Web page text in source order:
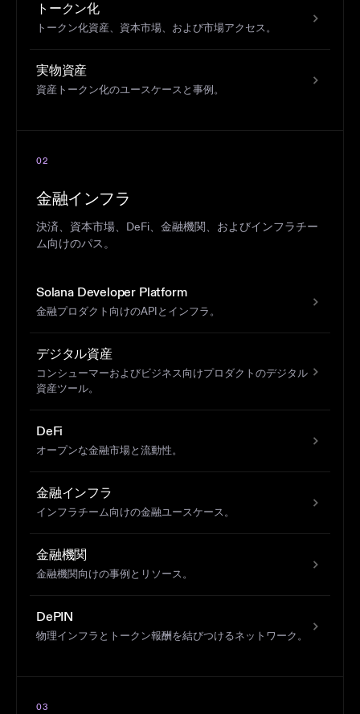
トークン化
トークン化資産、資本市場、および市場アクセス。
実物資産
資産トークン化のユースケースと事例。
02
金融インフラ
決済、資本市場、DeFi、金融機関、およびインフラチー
ム向けのパス。
Solana Developer Platform
金融プロダクト向けのAPIとインフラ。
デジタル資産
コンシューマーおよびビジネス向けプロダクトのデジタル
資産ツール。
DeFi
オープンな金融市場と流動性。
金融インフラ
インフラチーム向けの金融ユースケース。
金融機関
金融機関向けの事例とリソース。
DePIN
物理インフラとトークン報酬を結びつけるネットワーク。
03